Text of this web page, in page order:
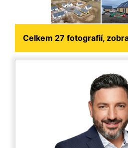
Celkem 27 fotografií,